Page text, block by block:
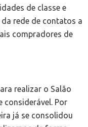
de classe e
rede de contatos a
compradores de
realizar o Salão
considerável. Por
já se consolidou